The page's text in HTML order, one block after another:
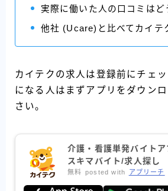
実際に働いた人の口コミはど
他社 (Ucare)と比べてカイテ
カイテクの求人は登録前にチェ
になる人はまずアプリをダウン
さい。
介護・看護単発バイトア
スキマバイト/求人探し
無料 posted with アプリーチ